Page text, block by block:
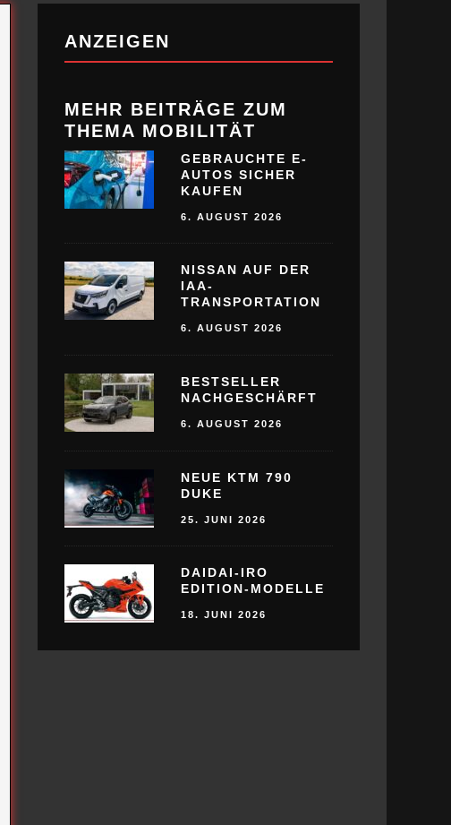
ANZEIGEN
MEHR BEITRÄGE ZUM
THEMA MOBILITÄT
GEBRAUCHTE E-
AUTOS SICHER
KAUFEN
6. AUGUST 2026
NISSAN AUF DER
IAA-
TRANSPORTATION
6. AUGUST 2026
BESTSELLER
NACHGESCHÄRFT
6. AUGUST 2026
NEUE KTM 790
DUKE
25. JUNI 2026
DAIDAI-IRO
EDITION-MODELLE
18. JUNI 2026